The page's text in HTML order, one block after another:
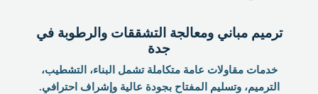
ترميم مباني ومعالجة التشققات والرطوبة في
جدة
خدمات مقاولات عامة متكاملة تشمل البناء، التشطيب،
الترميم، وتسليم المفتاح بجودة عالية وإشراف احترافي.